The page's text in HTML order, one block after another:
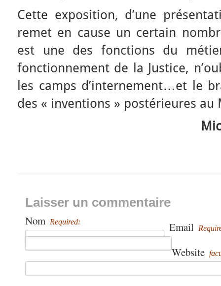
Cette exposition, d’une
remet en cause un certain
est une des fonctions du
fonctionnement de la Justice,
les camps d’internement…et le
des « inventions » postérieures au
Laisser un commentaire
Nom Required: Email
Website